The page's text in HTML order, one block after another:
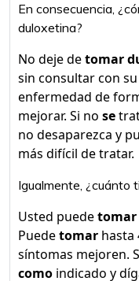
En consecuencia,
duloxetina?
No deje detomar
sin consultar con
enfermedad de
mejorar. Si no se
no desaparezca y
más difícil de tratar.
Igualmente, ¿cuánto
Usted puede
Puedetomar hasta
síntomas mejoren.
como indicado y